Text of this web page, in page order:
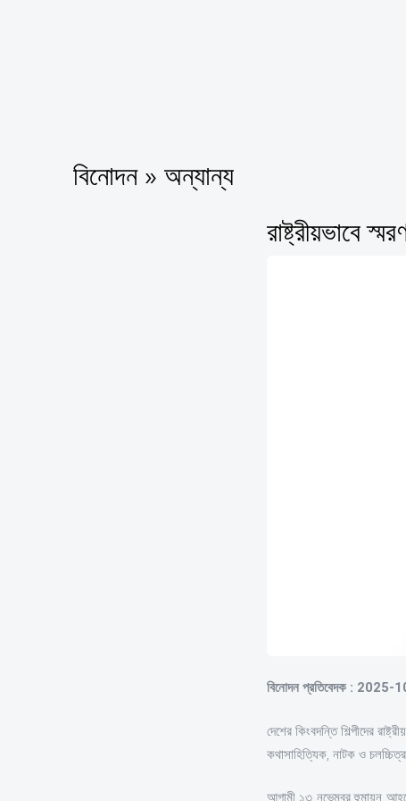
বিনোদন » অন্যান্য
রাষ্ট্রীয়ভাবে
বিনোদন প্রতিবেদক : 2025-
দেশের কিংবদন্তি শিল্পীদের
কথাসাহিত্যিক, নাটক ও